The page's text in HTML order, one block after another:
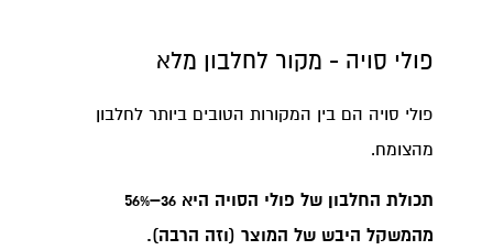
פולי סויה - מקור לחלבון מלא
פולי סויה הם בין המקורות הטובים ביותר לחלבון
מהצומח.
תכולת החלבון של פולי הסויה היא 36–56%
מהמשקל היבש של המוצר (וזה הרבה).